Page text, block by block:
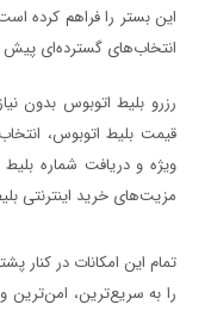
این بستر را فراهم کرده
انتخاب‌های گسترده‌ای پیش
رزرو بلیط اتوبوس بدون
قیمت بلیط اتوبوس،
ویژه و دریافت شماره‌
مزیت‌های خرید اینترنتی بلیط از
را به سریع‌ترین، امن‌ترین